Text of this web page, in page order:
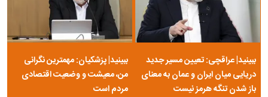
ببینید| عراقچی: تعیین مسیر جدید
دریایی میان ایران و عمان به معنای
باز شدن تنگه هرمز نیست
ببینید| پزشکیان: مهمترین نگرانی
من، معیشت و وضعیت اقتصادی
مردم است